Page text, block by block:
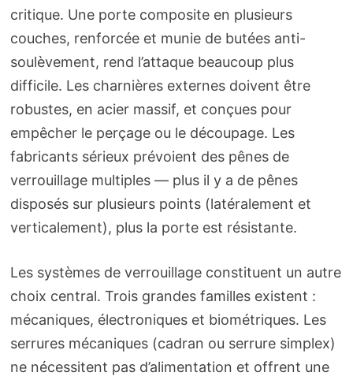
critique. Une porte composite en plusieurs
couches, renforcée et munie de butées anti-
soulèvement, rend l’attaque beaucoup plus
difficile. Les charnières externes doivent être
robustes, en acier massif, et conçues pour
empêcher le perçage ou le découpage. Les
fabricants sérieux prévoient des pênes de
verrouillage multiples — plus il y a de pênes
disposés sur plusieurs points (latéralement et
verticalement), plus la porte est résistante.
Les systèmes de verrouillage constituent un autre
choix central. Trois grandes familles existent :
mécaniques, électroniques et biométriques. Les
serrures mécaniques (cadran ou serrure simplex)
ne nécessitent pas d’alimentation et offrent une